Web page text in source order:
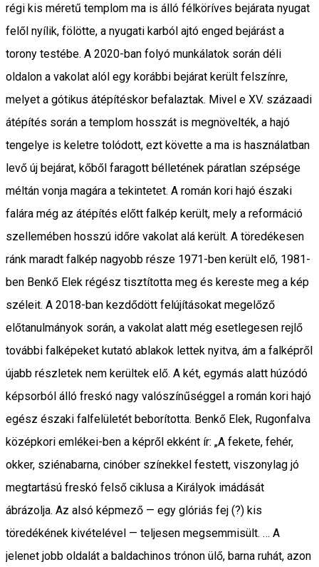
régi kis méretű templom ma is álló félköríves bejárata nyugat
felől nyílik, fölötte, a nyugati karból ajtó enged bejárást a
torony testébe. A 2020-ban folyó munkálatok során déli
oldalon a vakolat alól egy korábbi bejárat került felszínre,
melyet a gótikus átépítéskor befalaztak. Mivel e XV. százaadi
átépítés során a templom hosszát is megnövelték, a hajó
tengelye is keletre tolódott, ezt követte a ma is használatban
levő új bejárat, kőből faragott bélletének páratlan szépsége
méltán vonja magára a tekintetet. A román kori hajó északi
falára még az átépítés előtt falkép került, mely a reformáció
szellemében hosszú időre vakolat alá került. A töredékesen
ránk maradt falkép nagyobb része 1971-ben került elő, 1981-
ben Benkő Elek régész tisztította meg és kereste meg a kép
széleit. A 2018-ban kezdődött felújításokat megelőző
előtanulmányok során, a vakolat alatt még esetlegesen rejlő
további falképeket kutató ablakok lettek nyitva, ám a falképről
újabb részletek nem kerültek elő. A két, egymás alatt húzódó
képsorból álló freskó nagy valószínűséggel a román kori hajó
egész északi falfelületét beborította. Benkő Elek, Rugonfalva
középkori emlékei-ben a képről ekként ír: „A fekete, fehér,
okker, sziénabarna, cinóber színekkel festett, viszonylag jó
megtartású freskó felső ciklusa a Királyok imádását
ábrázolja. Az alsó képmező — egy glóriás fej (?) kis
töredékének kivételével — teljesen megsemmisült. … A
jelenet jobb oldalát a baldachinos trónon ülő, barna ruhát, azon